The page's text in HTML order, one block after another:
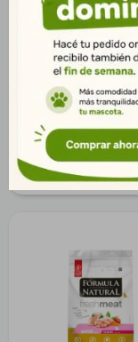
de Peso
$ 4.671
$
$